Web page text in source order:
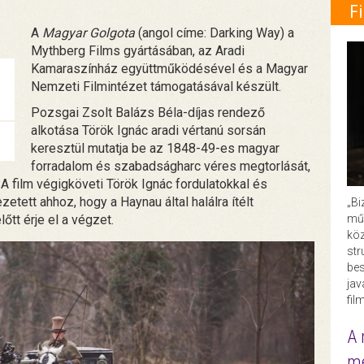
A Magyar Golgota (angol címe: Darking Way) a
Mythberg Films gyártásában, az Aradi
Kamaraszínház együttműködésével és a Magyar
Nemzeti Filmintézet támogatásával készült.
Pozsgai Zsolt Balázs Béla-díjas rendező
alkotása Török Ignác aradi vértanú sorsán
keresztül mutatja be az 1848-49-es magyar
forradalom és szabadságharc véres megtorlását,
film végigköveti Török Ignác fordulatokkal és
ahhoz, hogy a Haynau által halálra ítélt
érje el a végzet.
A